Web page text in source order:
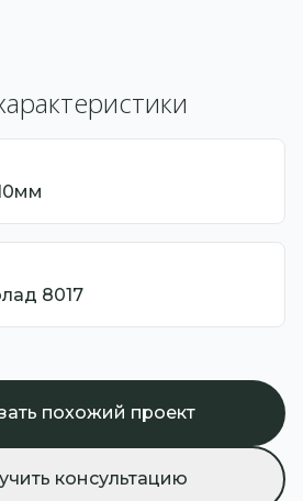
8017
похожий проект
консультацию